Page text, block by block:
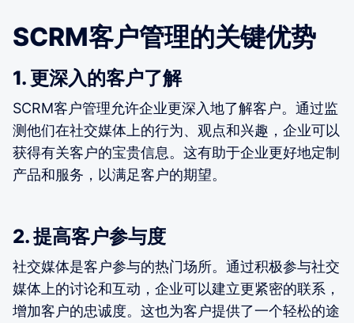
SCRM客户管理的关键优势
1. 更深入的客户了解
SCRM客户管理允许企业更深入地了解客户。通过监
测他们在社交媒体上的行为、观点和兴趣，企业可以
获得有关客户的宝贵信息。这有助于企业更好地定制
产品和服务，以满足客户的期望。
2. 提高客户参与度
社交媒体是客户参与的热门场所。通过积极参与社交
媒体上的讨论和互动，企业可以建立更紧密的联系，
增加客户的忠诚度。这也为客户提供了一个轻松的途